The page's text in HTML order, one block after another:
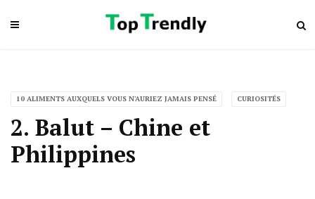
10 ALIMENTS AUXQUELS VOUS N'AURIEZ JAMAIS PENSÉ CURIOSITÉS
2. Balut – Chine et
Philippines